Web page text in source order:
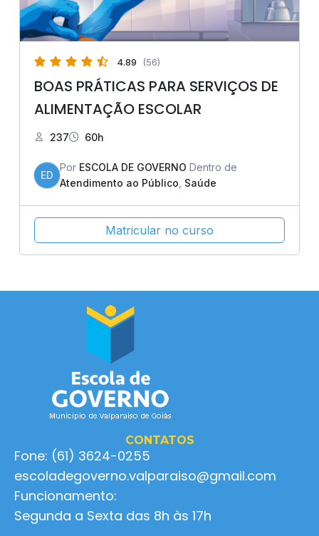
4.89 (56)
BOAS PRÁTICAS PARA SERVIÇOS DE
ALIMENTAÇÃO ESCOLAR
237 60h
ED
Por ESCOLA DE GOVERNO Dentro de
Atendimento ao Público Saúde
Matricular no curso
CONTATOS
Fone: (61) 3624-0255
escoladegoverno.valparaiso@gmail.com
Funcionamento:
Segunda a Sexta das 8h às 17h